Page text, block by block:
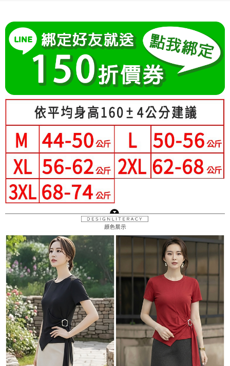
消。如遇「轉專審核」未通過狀況，表示未達大哥付你分期系統評分，恕無
法說明評估內容。
【繳款方式說明】
1.分期款項不併入電信帳單，「大哥付你分期」於每月結算日後寄送繳費提
醒簡訊。
2.透過簡訊連結打開帳單後，可選擇「超商條碼／台灣大直營門市／銀行轉
帳／街口支付／iPASS MONEY」等通路繳費。
【注意事項】
1.本服務係由「台灣大哥大股份有限公司」（以下簡稱本公司）所提供，讓
用戶於交易時，得透過本服務購買商品或服務，並由商店將買賣／分期付款
2.基於同意付款使用「大哥付你分期」之契約關係目的，商店將以您的個人
資料（包含姓名、電話或地址）提供予台灣大哥大進項蒐集、處理及利用，
由本公司與您本人進行分期帳單所需資料之確認、核對及更正。
3.完整用戶服務條款，請詳閱以下連結：https://oppay.tw/userRule
３．安心：先確認商品／服務後，再付款。
【「AFTEE先享後付」結帳流程】
１．於結帳方式選擇「AFTEE先享後付」後，將跳轉至「AFTEE先享後付」
結帳頁面，進行簡訊認證並確認金額後，即可完成結帳。
２．訂單成立數日內，您將收到繳費通知簡訊。
ATM／網路銀行／等多元方式進行付款，方視為交易完成。
※ 請注意：結帳手續完成當下不需立刻繳費，但若您需要取消訂單，請聯絡
購買商品的店家。未經商家同意取消之訂單仍視為有效，需透過AFTEE先享
後付繳納相關費用。
※ 交易是否成功請以「AFTEE先享後付 」之結帳頁面顯示為準，若有關於
是否繳費成功／繳費後需取消欲退款等相關疑問，請聯繫「AFTEE先享後付
客戶支援中心」https://netprotections.freshdesk.com/support/home
【注意事項】
１．透過由恩沛科技股份有限公司提供之「AFTEE先享後付」服務完成之交
易，需依本服務之必要範圍內提供個人資料，並將交易相關給付款項請求債
權轉讓予恩沛科技股份有限公司。
２．關於個人資料處理事宜，請瀏覽以下網址：
https://aftee.tw/terms/#terms3
３．未成年的使用者請事先徵得法定代理人或監護人之同意方可使用
「AFTEE先享後付」，若未經同意申辦者引起之損失，本公司不負相關責
任。
４．使用「AFTEE先享後付」時，將依據個別帳號之用戶狀況，依本公司即
時審查核予不同之上限額度；若仍有額度不足之情形，本公司將視審查結果
請求用戶進行身份認證。
５．嚴禁一人註冊多個帳號或使用他人資訊註冊。若發現惡意使用之情形，
恩沛科技股份有限公司將有權停止該用戶之使用額度並採取法律行動。
「Hami Point」為中華電信所提供之點數服務，可於會員專區綁定中華電信
會員帳號後，即可在購物車使用 Hami Point 折抵消費金額 (1點等於1元)。
ATM付款
運送方式
每筆NT$80，滿NT$699(含以上)免運費
付款後全家取貨
每筆NT$80，滿NT$699(含以上)免運費
付款後萊爾富取貨
每筆NT$80，滿NT$699(含以上)免運費
7-11付款取貨
每筆NT$80，滿NT$699(含以上)免運費
付款後7-11取貨
每筆NT$80，滿NT$699(含以上)免運費
宅配
每筆NT$70，滿NT$699(含以上)免運費
離島-郵局寄送
每筆NT$90，滿NT$699(含以上)免運費